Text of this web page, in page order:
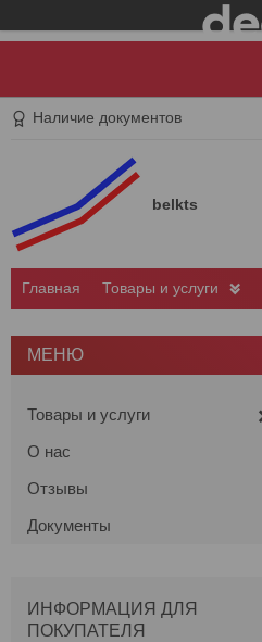
Наличие документов
belkts
Главная Товары и услуги
Товары и услуги
О нас
Отзывы
Документы
ИНФОРМАЦИЯ ДЛЯ
ПОКУПАТЕЛЯ